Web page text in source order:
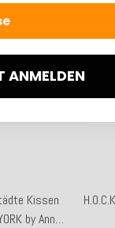
Kissen
by Anna
ANMELDEN